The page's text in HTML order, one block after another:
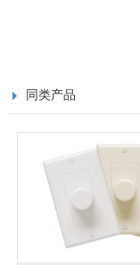
同类产品